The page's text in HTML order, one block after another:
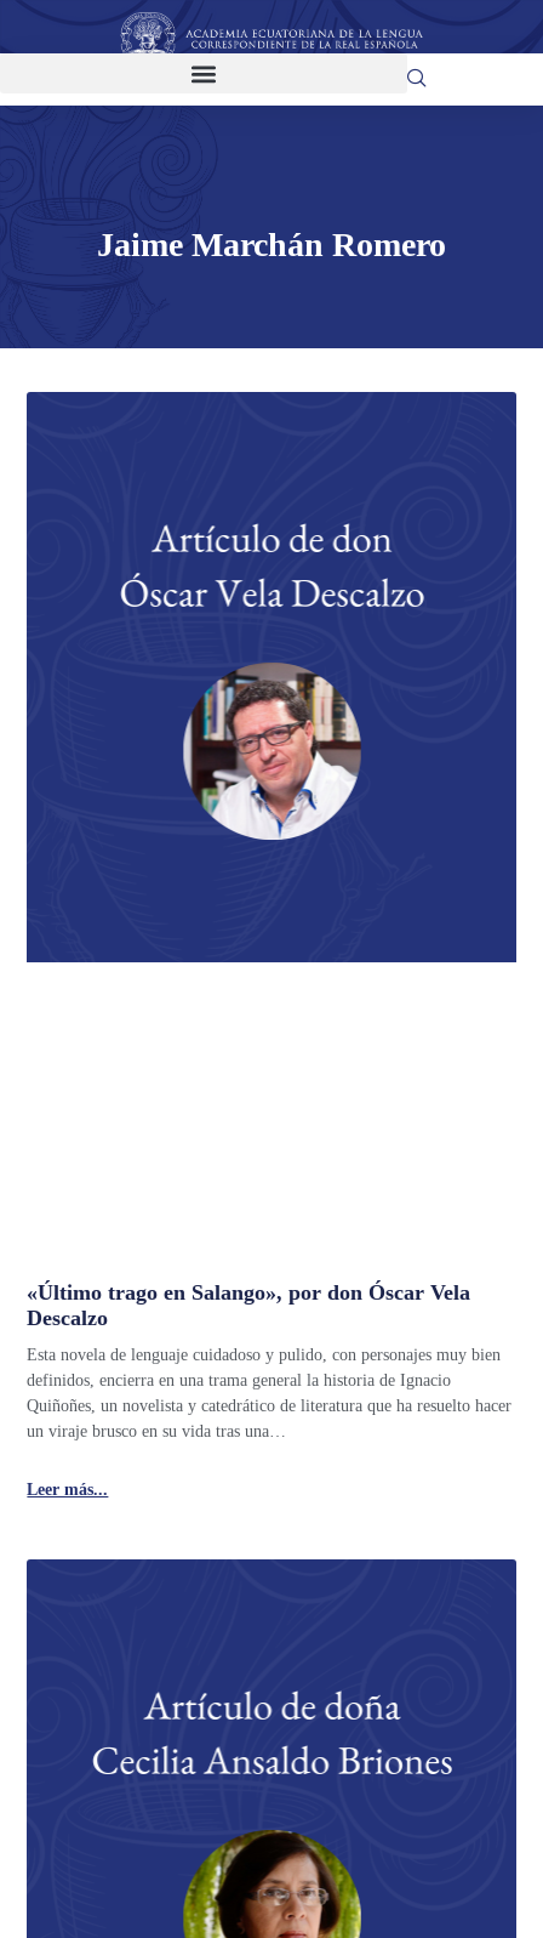
Jaime Marchán Romero
«Último trago en Salango», por don Óscar Vela
Descalzo
Esta novela de lenguaje cuidadoso y pulido, con personajes muy bien
definidos, encierra en una trama general la historia de Ignacio
Quiñoñes, un novelista y catedrático de literatura que ha resuelto hacer
un viraje brusco en su vida tras una…
Leer más...